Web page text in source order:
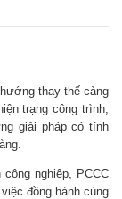
thay thế càng
trạng công trình,
giải pháp có tính
nghiệp, PCCC
đồng hành cùng